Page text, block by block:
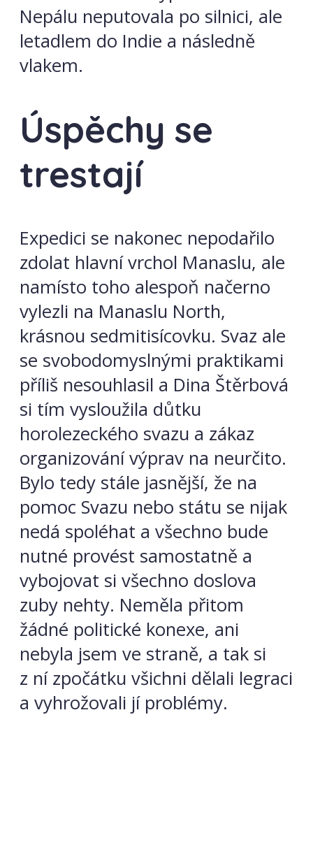
Nepálu neputovala po silnici, ale
letadlem do Indie a následně
vlakem.
Úspěchy se
trestají
Expedici se nakonec nepodařilo
zdolat hlavní vrchol Manaslu, ale
namísto toho alespoň načerno
vylezli na Manaslu North,
krásnou sedmitisícovku. Svaz ale
se svobodomyslnými praktikami
příliš nesouhlasil a Dina Štěrbová
si tím vysloužila důtku
horolezeckého svazu a zákaz
organizování výprav na neurčito.
Bylo tedy stále jasnější, že na
pomoc Svazu nebo státu se nijak
nedá spoléhat a všechno bude
nutné provést samostatně a
vybojovat si všechno doslova
zuby nehty. Neměla přitom
žádné politické konexe, ani
nebyla jsem ve straně, a tak si
z ní zpočátku všichni dělali legraci
a vyhrožovali jí problémy.